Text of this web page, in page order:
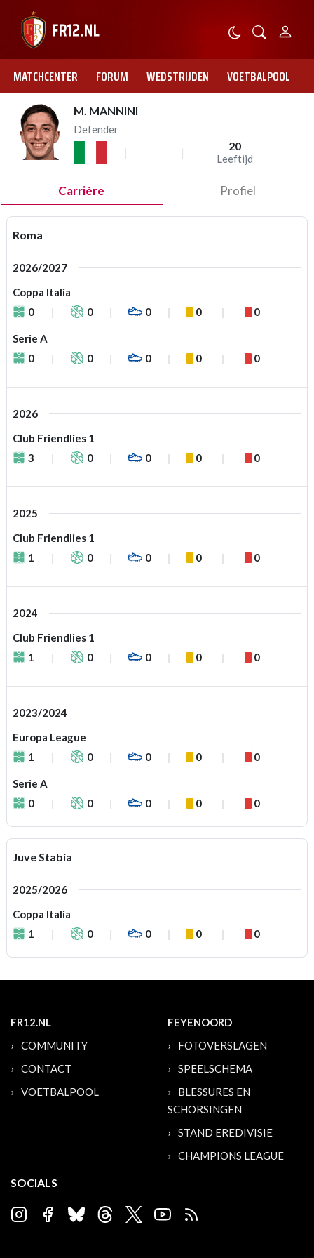
MATCHCENTER FORUM WEDSTRIJDEN VOETBALPOOL
M. MANNINI
Defender
20
Leeftijd
Carrière Profiel
Roma
2026/2027
Coppa Italia
0
0 0 0 0
Serie A
0
0 0 0 0
2026
Club Friendlies 1
3
0 0 0 0
2025
Club Friendlies 1
1
0 0 0 0
2024
Club Friendlies 1
1
0 0 0 0
2023/2024
Europa League
1
0 0 0 0
Serie A
0
0 0 0 0
Juve Stabia
2025/2026
Coppa Italia
1
0 0 0 0
FR12.NL
COMMUNITY
CONTACT
VOETBALPOOL
FEYENOORD
FOTOVERSLAGEN
SPEELSCHEMA
BLESSURES EN
SCHORSINGEN
STAND EREDIVISIE
CHAMPIONS LEAGUE
SOCIALS